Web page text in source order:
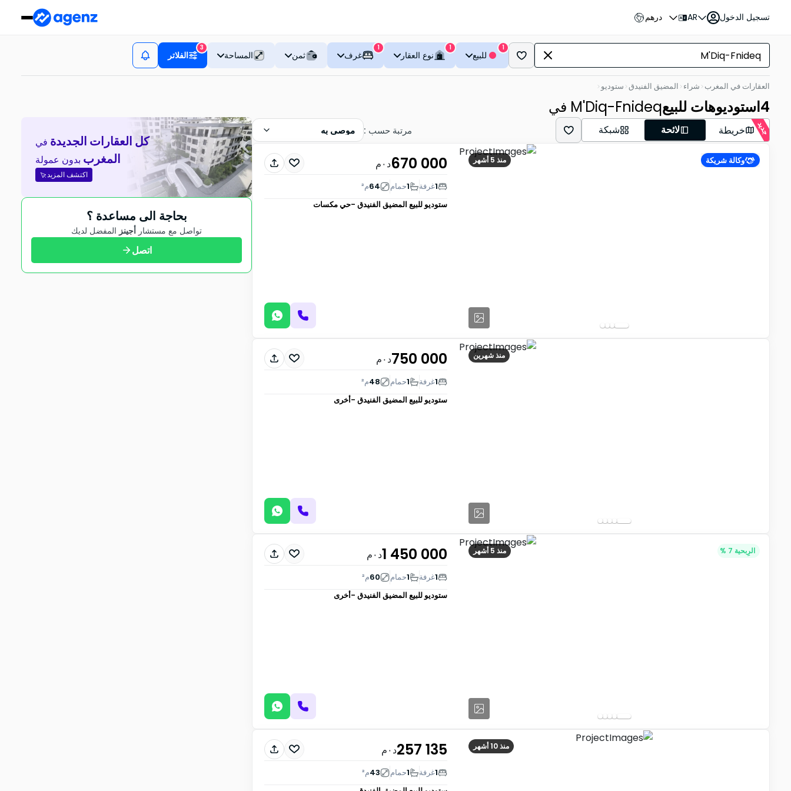
درهم AR تسجيل الدخول
للبيع
1
نوع العقار
1
غرف
1
ثمن المساحة الفلاتر
3
العقارات في المغرب شراء المضيق الفنيدق ستوديو
4استوديوهات للبيعفي M'Diq-Fnideq
جديد خريطة لائحة شبكة مرتبة حسب : موصى به
منذ 5 أشهر وكالة شريكة 670 000د٠م
1غرفة 1حمام 64م²
ستوديو للبيع المضيق الفنيدق -حي مكسات
منذ شهرين 750 000د٠م
1غرفة 1حمام 48م²
ستوديو للبيع المضيق الفنيدق -أخرى
منذ 5 أشهر الرِبحية 7 % 1 450 000د٠م
1غرفة 1حمام 60م²
ستوديو للبيع المضيق الفنيدق -أخرى
منذ 10 أشهر 257 135د٠م
1غرفة 1حمام 43م²
كل العقارات الجديدة في
المغرب بدون عمولة
اكتشف المزيد
بحاجة الى مساعدة ؟
تواصل مع مستشار أجينز المفضل لديك
اتصل